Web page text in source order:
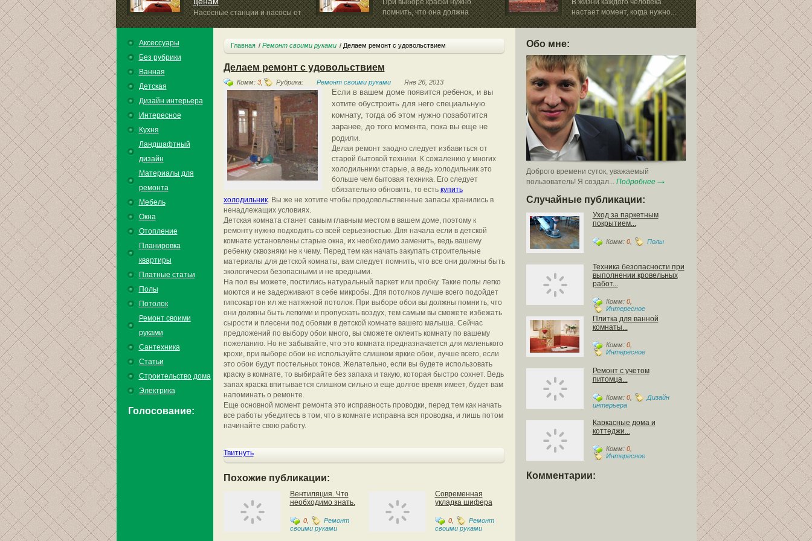
Насосные станции и насосы от
компании Lowara изготавливаются...
При выборе краски нужно
помнить, что она должна
выдерживать...
В жизни каждого человека
настает момент, когда нужно...
Когда встает
облицевать
Аксессуары
Без рубрики
Ванная
Детская
Дизайн интерьера
Интересное
Кухня
Ландшафтный
дизайн
Материалы для
ремонта
Мебель
Окна
Отопление
Планировка
квартиры
Платные статьи
Полы
Потолок
Ремонт своими
руками
Сантехника
Статьи
Строительство дома
Электрика
Голосование:
Обо мне:
Доброго времени суток, уважаемый
пользователь! Я создал... Подробнее
Случайные публикации:
Уход за паркетным
покрытием...
Комм: 0, Полы
Техника безопасности при
выполнении кровельных
работ...
Комм: 0,
Интересное
Плитка для ванной
комнаты...
Комм: 0,
Интересное
Ремонт с учетом
питомца...
Комм: 0,
Дизайн
интерьера
Каркасные дома и
коттеджи...
Комм: 0,
Интересное
Комментарии:
Главная Ремонт своими руками Делаем ремонт с удовольствием
Делаем ремонт с удовольствием
Комм: 3, Рубрика: Ремонт своими руками Янв 26, 2013
Если в вашем доме появится ребенок, и вы
хотите обустроить для него специальную
комнату, тогда об этом нужно позаботится
заранее, до того момента, пока вы еще не
родили.
Делая ремонт заодно следует избавиться от
старой бытовой техники. К сожалению у многих
холодильники старые, а ведь холодильник это
больше чем бытовая техника. Его следует
обязательно обновить, то есть купить
холодильник. Вы же не хотите чтобы продовольственные запасы хранились в
ненадлежащих условиях.
Детская комната станет самым главным местом в вашем доме, поэтому к
ремонту нужно подходить со всей серьезностью. Для начала если в детской
комнате установлены старые окна, их необходимо заменить, ведь вашему
ребенку сквозняки не к чему. Перед тем как начать закупать строительные
материалы для детской комнаты, вам следует помнить, что все они должны быть
экологически безопасными и не вредными.
На пол вы можете, постились натуральный паркет или пробку. Такие полы легко
моются и не задерживают в себе микробы. Для потолков лучше всего подойдет
гипсокартон ил же натяжной потолок. При выборе обои вы должны помнить, что
они должны быть легкими и пропускать воздух, тем самым вы сможете избежать
сырости и плесени под обоями в детской комнате вашего малыша. Сейчас
предложений по выбору обои много, вы сможете оклеить комнату по вашему
пожеланию. Но не забывайте, что это комната предназначается для маленького
крохи, при выборе обои не используйте слишком яркие обои, лучше всего, если
это обои будут постельных тонов. Желательно, если вы будете использовать
краску в комнате, то выбирайте без запаха и такую, которая быстро сохнет. Ведь
запах краска впитывается слишком сильно и еще долгое время имеет, будет вам
напоминать о ремонте.
Еще основной момент ремонта это исправность проводки, перед тем как начать
все работы убедитесь в том, что в комнате исправна вся проводка, и лишь потом
начинайте свою работу.
Твитнуть
Похожие публикации:
Вентиляция. Что
необходимо знать.
0,
Ремонт
своими руками
Современная
укладка шифера
0,
Ремонт
своими руками